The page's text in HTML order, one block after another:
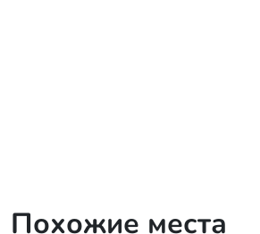
Похожие места